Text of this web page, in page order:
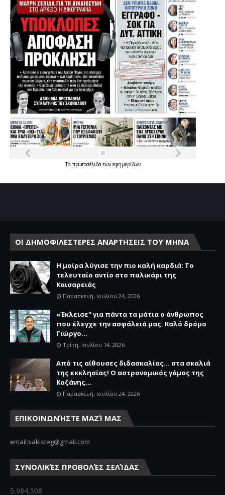
Τα πρωτοσέλιδατων εφημερίδων
ΟΙ ΔΗΜΟΦΙΛΕΣΤΕΡΕΣ ΑΝΑΡΤΗΣΕΙΣ ΤΟΥ ΜΗΝΑ
Η μοίρα λύγισε την πιο καλή καρδιά: Το
τελευταίο αντίο στο παλικάρι της
Καισαρειάς
Παρασκευή, Ιουλίου 24, 2026
«Έκλεισε" για πάντα τα μάτια ο άνθρωπος
που έλεγχε την ασφάλειά μας. Καλό δρόμο
Γιώργο...
Τρίτη, Ιουλίου 14, 2026
Από τις αίθουσες διδασκαλίας… στα σκαλιά
της εκκλησίας! Ο αστρονομικός γάμος της
Κοζάνης...
Παρασκευή, Ιουλίου 24, 2026
ΕΠΙΚΟΙΝΩΝΉΣΤΕ ΜΑΖΊ ΜΑΣ
email:sakisteg@gmail.com
ΣΥΝΟΛΙΚΈΣ ΠΡΟΒΟΛΈΣ ΣΕΛΊΔΑΣ
5,984,508